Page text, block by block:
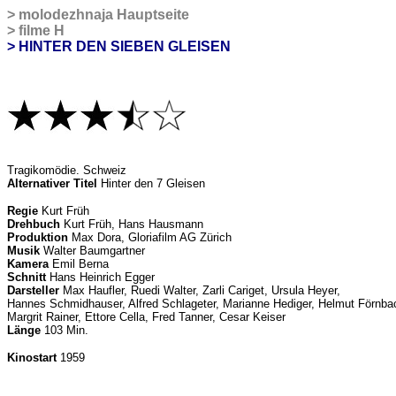
> molodezhnaja Hauptseite
> filme H
> HINTER DEN SIEBEN GLEISEN
Tragikomödie. Schweiz
Alternativer Titel
Hinter den 7 Gleisen
Regie Kurt Früh
Drehbuch Kurt Früh, Hans Hausmann
Produktion Max Dora, Gloriafilm AG Zürich
Musik Walter Baumgartner
KameraEmil Berna
SchnittHans Heinrich Egger
Darsteller Max Haufler, Ruedi Walter, Zarli Cariget, Ursula Heyer,
Hannes Schmidhauser, Alfred Schlageter, Marianne Hediger, Helmut
Margrit Rainer, Ettore Cella, Fred Tanner, Cesar Keiser
Länge 103 Min.
Kinostart1959